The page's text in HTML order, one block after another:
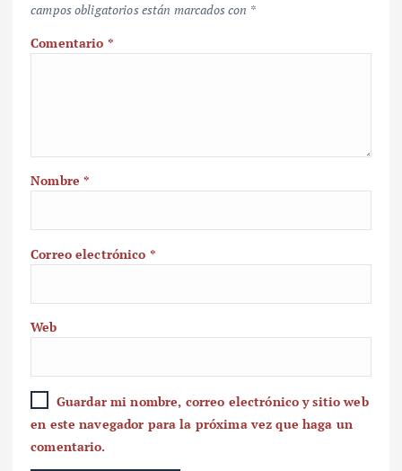
campos obligatorios están marcados con *
Comentario *
Nombre*
Correo electrónico *
Web
Guardar mi nombre, correo electrónico y sitio web
en este navegador para la próxima vez que haga un
comentario.